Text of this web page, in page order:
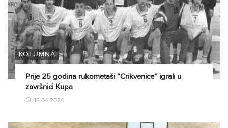
KOLUMNA
Prije 25 godina rukometaši “Crikvenice” igrali u
završnici Kupa
18.04.2024